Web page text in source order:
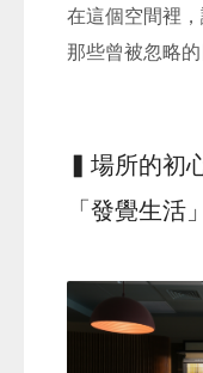
在這個空間裡
那些曾被忽略
▍場所的初
「發覺生活」